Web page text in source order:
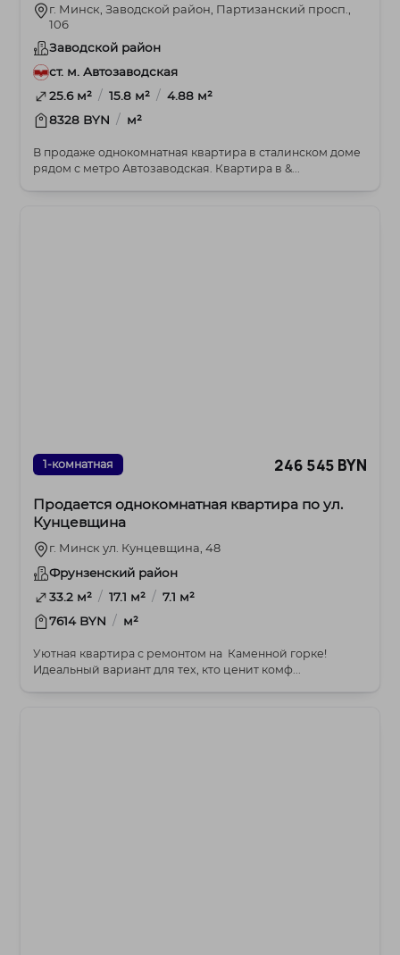
г. Минск, Заводской район, Партизанский просп.,
106
Заводской район
ст. м. Автозаводская
25.6 м² / 15.8 м² / 4.88 м²
8328 BYN / м²
В продаже однокомнатная квартира в сталинском доме
рядом с метро Автозаводская. Квартира в &...
1-комнатная 246 545 BYN
Продается однокомнатная квартира по ул.
Кунцевщина
г. Минск ул. Кунцевщина, 48
Фрунзенский район
33.2 м² / 17.1 м² / 7.1 м²
7614 BYN / м²
Уютная квартира с ремонтом на Каменной горке!
Идеальный вариант для тех, кто ценит комф...